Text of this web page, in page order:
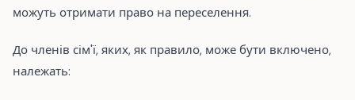
можуть отримати право на переселення.
До членів сім'ї, яких, як правило, може бути включено,
належать: